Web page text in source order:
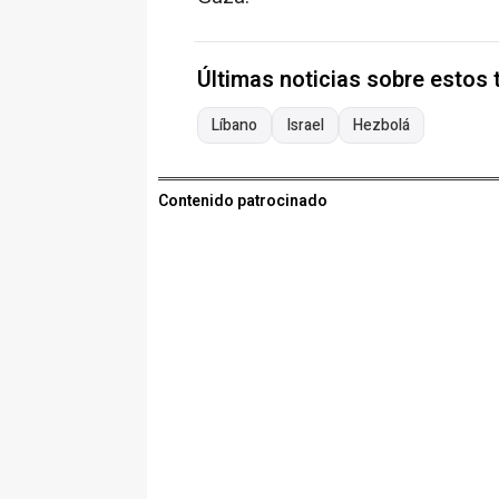
Últimas noticias sobre estos
Líbano Israel Hezbolá
Contenido patrocinado